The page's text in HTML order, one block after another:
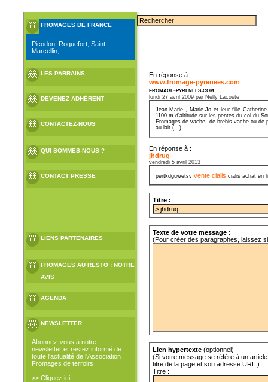
FROMAGES DE FRANCE
Picodon, Roquefort, Saint-
Marcellin,...
LES PARRAINS
DEVENEZ ADHÉRENT
CONTACTEZ-NOUS
QUI SOMMES-NOUS ?
CONTACT PRESSE
LIENS PARTENAIRES
FROMAGES AU RESTO : NOTRE
AVIS
AGENDA
NEWSLETTER
Abonnez-vous à notre
newsletter et restez informé de
toute l'actualité de l'Association
Fromages de terroirs !
>> Cliquez ici
En réponse à :
www.fromage-pyrenees.com
fromage-pyrenees.com
lundi 27 avril 2009 par Nelly Lacoste
Jean-Marie , Marie-Jo et leur fille
1100 m d’altitude sur les pentes du col du
Fromages de vache, de brebis-vache ou
au lait (...)
En réponse à :
jhdruq
vendredi 5 avril 2013
pertkdguwetsvvente cialis cialis achat en
Titre :
Texte de votre message :
(Pour créer des paragraphes, laissez
Lien hypertexte (optionnel)
(Si votre message se réfère à un
titre de la page et son adresse URL.)
Titre :